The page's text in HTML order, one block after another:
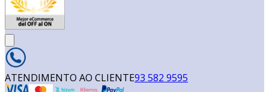
ATENDIMENTO AO CLIENTE93 582 9595